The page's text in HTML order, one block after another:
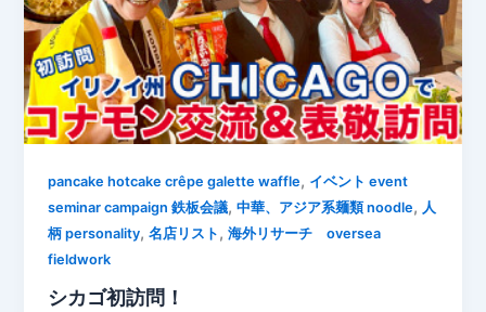
pancake hotcake crêpe galette waffle, イベント event
seminar campaign 鉄板会議,中華、アジア系麺類 noodle, 人
柄 personality,名店リスト ,海外リサーチ oversea
fieldwork
シカゴ初訪問！